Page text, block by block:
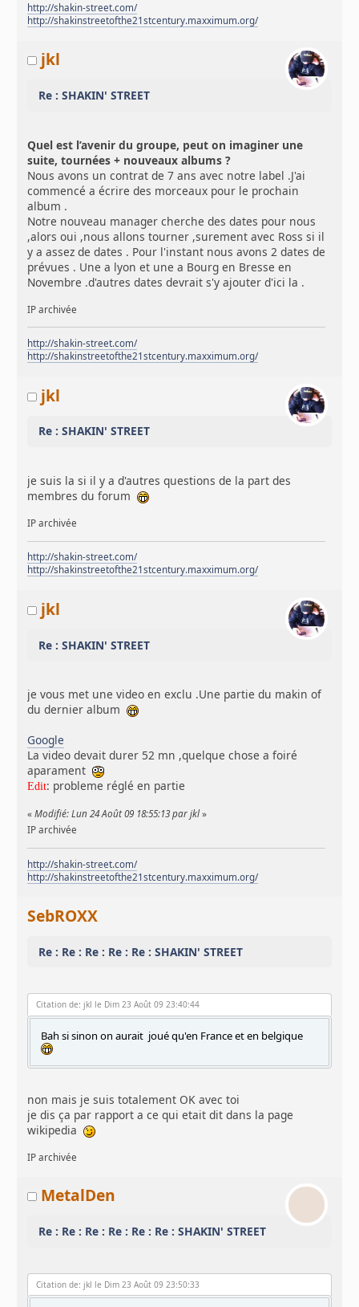
http://shakin-street.com/
http://shakinstreetofthe21stcentury.maxximum.org/
jkl
Re : SHAKIN' STREET
Quel est l’avenir du groupe, peut on imaginer une
suite, tournées + nouveaux albums ?
Nous avons un contrat de 7 ans avec notre label .J'ai
commencé a écrire des morceaux pour le prochain
album .
Notre nouveau manager cherche des dates pour nous
,alors oui ,nous allons tourner ,surement avec Ross si il
y a assez de dates . Pour l'instant nous avons 2 dates de
prévues . Une a lyon et une a Bourg en Bresse en
Novembre .d'autres dates devrait s'y ajouter d'ici la .
IP archivée
http://shakin-street.com/
http://shakinstreetofthe21stcentury.maxximum.org/
jkl
Re : SHAKIN' STREET
je suis la si il y a d'autres questions de la part des
membres du forum
IP archivée
http://shakin-street.com/
http://shakinstreetofthe21stcentury.maxximum.org/
jkl
Re : SHAKIN' STREET
je vous met une video en exclu .Une partie du makin of
du dernier album
Google
La video devait durer 52 mn ,quelque chose a foiré
aparament
Edit: probleme réglé en partie
«Modifié: Lun 24 Août 09 18:55:13 par jkl»
IP archivée
http://shakin-street.com/
http://shakinstreetofthe21stcentury.maxximum.org/
SebROXX
Re : Re : Re : Re : Re : SHAKIN' STREET
Citation de: jkl le Dim 23 Août 09 23:40:44
Bah si sinon on aurait joué qu'en France et en belgique
non mais je suis totalement OK avec toi
je dis ça par rapport a ce qui etait dit dans la page
wikipedia
IP archivée
MetalDen
Re : Re : Re : Re : Re : Re : SHAKIN' STREET
Citation de: jkl le Dim 23 Août 09 23:50:33